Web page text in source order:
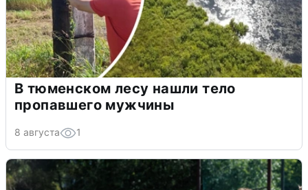
В тюменском лесу нашли тело
пропавшего мужчины
8 августа 1